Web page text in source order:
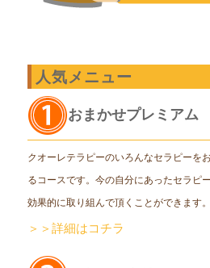
人気メニュー
おまかせプレミアム
クオーレテラピーのいろんなセラピーを
るコースです。今の自分にあったセラピ
効果的に取り組んで頂くことができます。
＞＞詳細はコチラ